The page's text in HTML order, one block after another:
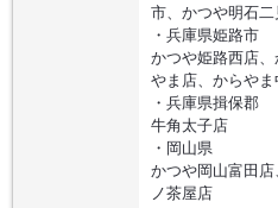
市、かつや明石二
・兵庫県姫路市
かつや姫路西店
やま店、からやま
・兵庫県揖保郡
牛角太子店
・岡山県
かつや岡山富田
ノ茶屋店